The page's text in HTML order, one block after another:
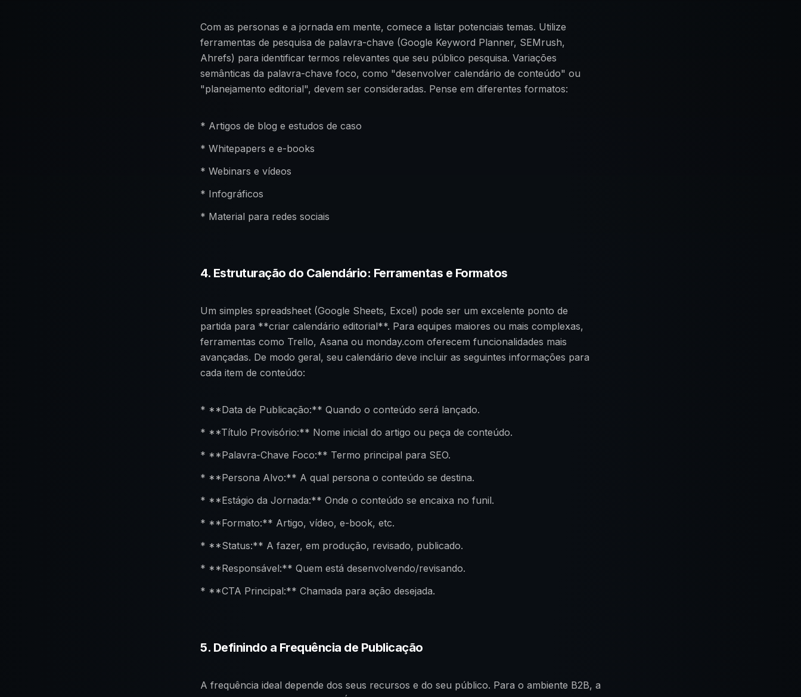
Com as personas e a jornada em mente, comece a listar potenciais temas. Utilize
ferramentas de pesquisa de palavra-chave (Google Keyword Planner, SEMrush,
Ahrefs) para identificar termos relevantes que seu público pesquisa. Variações
semânticas da palavra-chave foco, como "desenvolver calendário de conteúdo" ou
"planejamento editorial", devem ser consideradas. Pense em diferentes formatos:
* Artigos de blog e estudos de caso
* Whitepapers e e-books
* Webinars e vídeos
* Infográficos
* Material para redes sociais
4. Estruturação do Calendário: Ferramentas e Formatos
Um simples spreadsheet (Google Sheets, Excel) pode ser um excelente ponto de
partida para **criar calendário editorial**. Para equipes maiores ou mais complexas,
ferramentas como Trello, Asana ou monday.com oferecem funcionalidades mais
avançadas. De modo geral, seu calendário deve incluir as seguintes informações para
cada item de conteúdo:
* **Data de Publicação:** Quando o conteúdo será lançado.
* **Título Provisório:** Nome inicial do artigo ou peça de conteúdo.
* **Palavra-Chave Foco:** Termo principal para SEO.
* **Persona Alvo:** A qual persona o conteúdo se destina.
* **Estágio da Jornada:** Onde o conteúdo se encaixa no funil.
* **Formato:** Artigo, vídeo, e-book, etc.
* **Status:** A fazer, em produção, revisado, publicado.
* **Responsável:** Quem está desenvolvendo/revisando.
* **CTA Principal:** Chamada para ação desejada.
5. Definindo a Frequência de Publicação
A frequência ideal depende dos seus recursos e do seu público. Para o ambiente B2B, a